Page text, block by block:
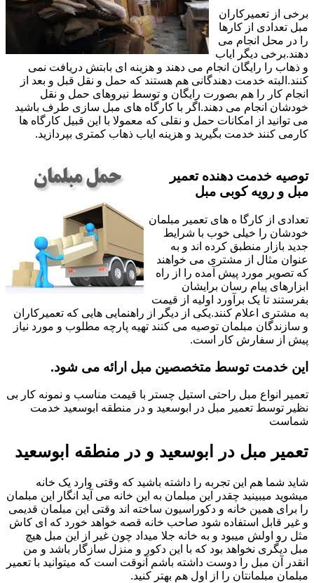
برخی از تعمیرکاران
مبل تعدادی از کارها
را در محل انجام می
دهند.برخی دیگر ایاب
و ذهاب را رایگان انجام می دهند و هزینه ای بابتش دریافت نمی
کنند.البته خدمت دهندگانی هم هستند که حمل و نقل قبل و بعد از
انجام کار را هم بصورت رایگان و توسط نیروهای حمل و نقل
خودشان انجام می دهند.اگر با کارگاه های مبل سازی طرف باشید
می توانید از امکانات حمل و نقلی که معمولا با این قبیل کارگاه ها
کارمی کنند خدمت بگیرید و هزینه ایاب ذهاب کمتری بپردازید.
توصیه خدمت دهنده تعمیر
مبل و رویه کوبی مبل
تعدادی از کارگا ه های تعمیر مبلمان
خودشان را خیلی خوب با شرایط
جدید بازار منطبق کرده اند و به
عنوان مثال از مشتری می خواهند
که تصویر مورد پیش آمده را از راه
ابزارهای پیام رسان برایشان
بفرستند تا یک برآورد اولیه از قیمت
به مشتری اعلام کنند.یکی از دیگر از راهنمایی هایی که تعمیرکاران
و سازندگان مبلمان توصیه می کنند تهیه پارچه مطلوب و مورد نیاز
پیش از سفارش کار است.
این خدمت توسط متخصصین مبل ارائه می شود.
تعمیر انواع مبل راحتی استیل چستر با قیمت مناسب و نمونه کار بی
نظیر توسط تعمیر مبل در ابوسعید و در منطقه ابوسعید خدمت
شماست
تعمیر مبل در ابوسعید و در منطقه ابوسعید
شاید شما هم این تجربه را داشته باشید که وقتی وارد یک خانه
میشوید میبینید چقدر این مبلمان به این خانه می آید انگار این مبلمان
را برای همین خانه و دکوراسیون ساخته اند وقتی این مبلمان قدیمی
و غیر قابل استفاده شود صاحب خانه قصه خواهد خورد که ای کاش
مثل رو اولش میبود و به خانه جلا میداد چون غیر از این مبل هیچ
مبل دیگری نخواهد بود که با این دکور و منزل سازگار باشد و من
انقدر آن مبل را دوست داشته باشم آنوقت است که میتوانید با تعمیر
مبلمان مبلمانتان را از اول هم بهتر کنید.